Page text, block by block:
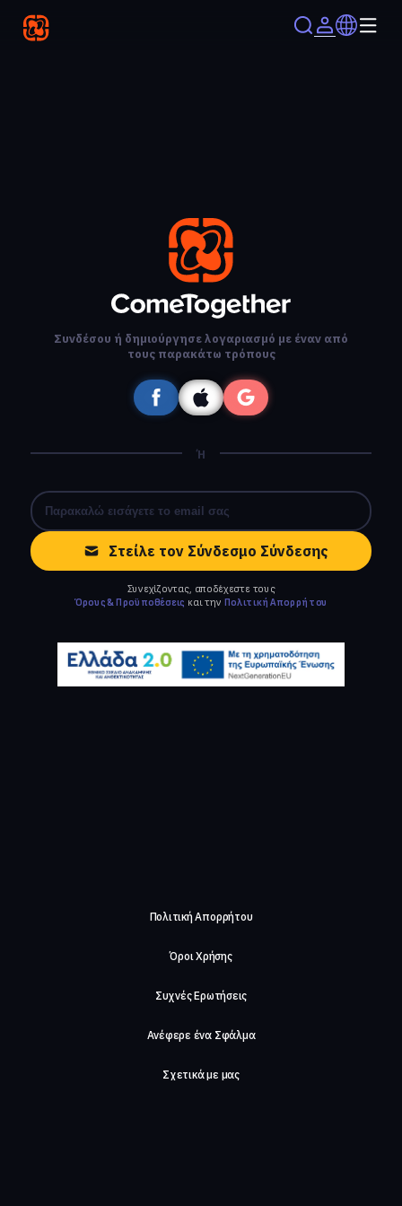
Συνδέσου ή δημιούργησε λογαριασμό με έναν από
τους παρακάτω τρόπους
Ή
Στείλε τον Σύνδεσμο Σύνδεσης
Συνεχίζοντας, αποδέχεστε τους
Όρους & Προϋποθέσεις και την Πολιτική Απορρήτου
Πολιτική Απορρήτου
Όροι Χρήσης
Συχνές Ερωτήσεις
Ανέφερε ένα Σφάλμα
Σχετικά με μας